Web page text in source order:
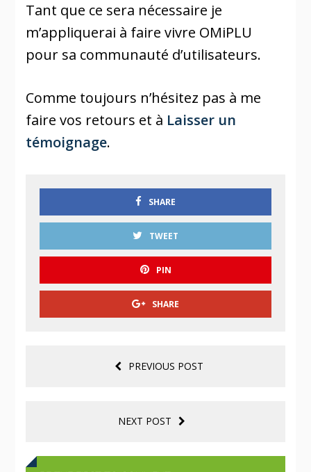
Tant que ce sera nécessaire je
m’appliquerai à faire vivre OMiPLU
pour sa communauté d’utilisateurs.
Comme toujours n’hésitez pas à me
faire vos retours et à Laisser un
témoignage.
SHARE
TWEET
PIN
SHARE
PREVIOUS POST
NEXT POST